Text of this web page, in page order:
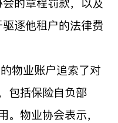
的章程罚款，以及
逐他租户的法律费
物业账户追索了对
包括保险自负部
。物业协会表示，